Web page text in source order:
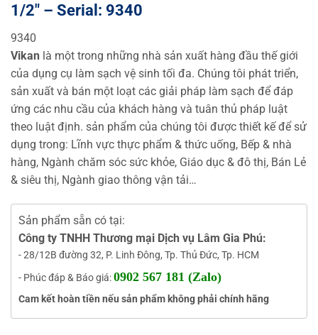
1/2″ – Serial: 9340
9340
Vikan là một trong những nhà sản xuất hàng đầu thế giới
của dụng cụ làm sạch vệ sinh tối đa. Chúng tôi phát triển,
sản xuất và bán một loạt các giải pháp làm sạch để đáp
ứng các nhu cầu của khách hàng và tuân thủ pháp luật
theo luật định. sản phẩm của chúng tôi được thiết kế để sử
dụng trong: Lĩnh vực thực phẩm & thức uống, Bếp & nhà
hàng, Ngành chăm sóc sức khỏe, Giáo dục & đô thị, Bán Lẻ
& siêu thị, Ngành giao thông vận tải…
Sản phẩm sẵn có tại:
Công ty TNHH Thương mại Dịch vụ Lâm Gia Phú:
- 28/12B đường 32, P. Linh Đông, Tp. Thủ Đức, Tp. HCM
- Phúc đáp & Báo giá:0902 567 181 (Zalo)
Cam kết hoàn tiền nếu sản phẩm không phải chính hãng